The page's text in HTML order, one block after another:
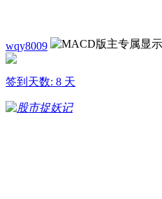
wqy8009
签到天数: 8 天